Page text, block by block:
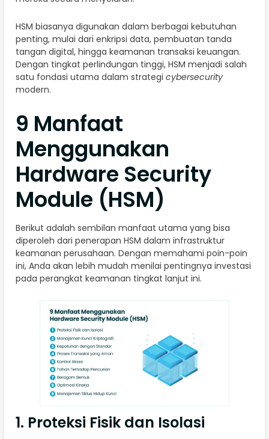
HSM biasanya digunakan dalam berbagai kebutuhan
penting, mulai dari enkripsi data, pembuatan tanda
tangan digital, hingga keamanan transaksi keuangan.
Dengan tingkat perlindungan tinggi, HSM menjadi salah
satu fondasi utama dalam strategi cybersecurity
modern.
9 Manfaat
Menggunakan
Hardware Security
Module (HSM)
Berikut adalah sembilan manfaat utama yang bisa
diperoleh dari penerapan HSM dalam infrastruktur
keamanan perusahaan. Dengan memahami poin-poin
ini, Anda akan lebih mudah menilai pentingnya investasi
pada perangkat keamanan tingkat lanjut ini.
1. Proteksi Fisik dan Isolasi